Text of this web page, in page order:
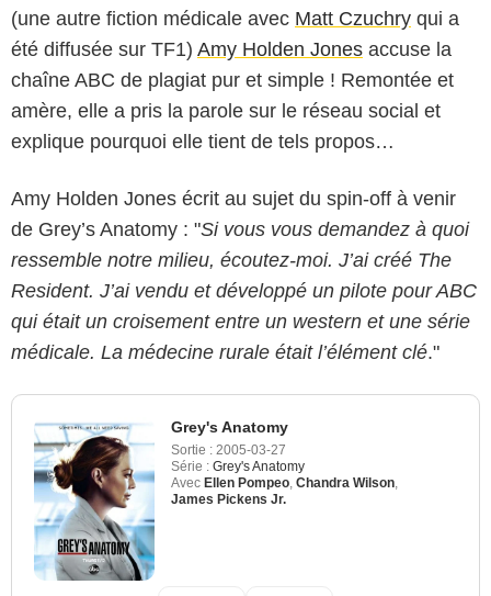
(une autre fiction médicale avec Matt Czuchry qui a
été diffusée sur TF1) Amy Holden Jones accuse la
chaîne ABC de plagiat pur et simple ! Remontée et
amère, elle a pris la parole sur le réseau social et
explique pourquoi elle tient de tels propos…
Amy Holden Jones écrit au sujet du spin-off à venir
de Grey’s Anatomy : "Si vous vous demandez à quoi
ressemble notre milieu, écoutez-moi. J’ai créé The
Resident. J’ai vendu et développé un pilote pour ABC
qui était un croisement entre un western et une série
médicale. La médecine rurale était l’élément clé."
Grey's Anatomy
Sortie : 2005-03-27
Série : Grey's Anatomy
Avec Ellen Pompeo Chandra Wilson
James Pickens Jr.